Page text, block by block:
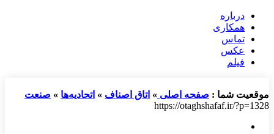
درباره
همکاری
تماس
عکس
فیلم
موقعیت شما : صفحه اصلی » اتاق اصناف » اتحادیه‌ها » صنعت
https://otaghshafaf.ir/?p=1328